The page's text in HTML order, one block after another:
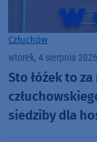
Człuchów
wtorek, 4 sierpnia
Sto łóżek to za
siedziby dla